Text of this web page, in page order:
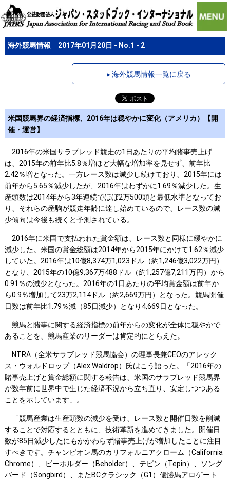
海外競馬情報 2017年01月20日 - No.1 - 2
▸ 海外競馬情報一覧に戻る
米国競馬界の経済指標、2016年は穏やかに変化（アメリカ）【開
催・運営】
2016年の米国サラブレッド競走の1日あたりの平均賭事売上げ
は、2015年の前年比5.8％増ほど大幅な増加率を見せず、前年比
2.42％増となった。一方レース数は減少し続けており、2015年には
前年から5.65％減少したが、2016年はわずかに1.69％減少した。生
産頭数は2014年から3年連続でほぼ2万500頭と最低水準となってお
り、それらの産駒が競走年齢に達し始めているので、レース数の減
少傾向は今後も続くと予測されている。
2016年に米国で支払われた賞金額は、レース数と同様に緩やかに
減少した。米国の賞金総額は2014年から2015年にかけて1.62％減少
していた。2016年は10億8,374万1,023ドル（約1,246億3,022万円）
となり、2015年の10億9,367万488ドル（約1,257億7,211万円）から
0.91％の減少となった。2016年の1日あたりの平均賞金額は前年か
ら0.9％増加して23万2,114ドル（約2,669万円）となった。競馬開催
日数は前年比1.79％減（85日減少）となり4,669日となった。
競馬と賭事に関する経済指標の前年からの変化が全体に穏やかで
あることを、競馬産業のリーダーは肯定的にとらえた。
NTRA（全米サラブレッド競馬協会）の理事長兼CEOのアレック
ス・ウォルドロップ（Alex Waldrop）氏はこう語った。「2016年の
賭事売上げと賞金総額に関する報告は、米国のサラブレッド競馬界
が数年前に世界中で生じた経済不況から立ち直り、安定しつつある
ことを示しています」。
「競馬産業は生産頭数の減少を受け、レース数と開催日数を削減
することで対応するとともに、技術革新を進めてきました。開催日
数が85日減少したにもかかわらず賭事売上げが増加したことに注目
すべきです。チャンピオン馬のカリフォルニアクローム（California
Chrome）、ビーホルダー（Beholder）、テピン（Tepin）、ソング
バード（Songbird）、またBCクラシック（G1）優勝馬アロゲート